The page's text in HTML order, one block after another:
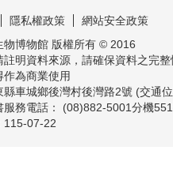
隱私權政策
網站安全政策
物博物館 版權所有 © 2016
註明資料來源，請確保資料之完
作為商業使用
縣車城鄉後灣村後灣路2號 (交通
服務電話： (08)882-5001分機
115-07-22